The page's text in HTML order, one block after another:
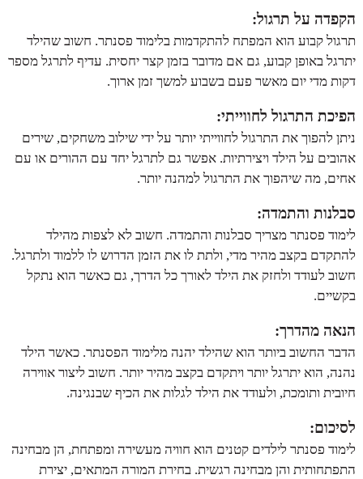
הקפדה על תרגול:
תרגול קבוע הוא המפתח להתקדמות בלימוד פסנתר. חשוב שהילד
יתרגל באופן קבוע, גם אם מדובר בזמן קצר יחסית. עדיף לתרגל מספר
דקות מדי יום מאשר פעם בשבוע למשך זמן ארוך.
הפיכת התרגול לחווייתי:
ניתן להפוך את התרגול לחווייתי יותר על ידי שילוב משחקים, שירים
אהובים על הילד ויצירתיות. אפשר גם לתרגל יחד עם ההורים או עם
אחים, מה שיהפוך את התרגול למהנה יותר.
סבלנות והתמדה:
לימוד פסנתר מצריך סבלנות והתמדה. חשוב לא לצפות מהילד
להתקדם בקצב מהיר מדי, ולתת לו את הזמן הדרוש לו ללמוד ולתרגל.
חשוב לעודד ולחזק את הילד לאורך כל הדרך, גם כאשר הוא נתקל
בקשיים.
הנאה מהדרך:
הדבר החשוב ביותר הוא שהילד יהנה מלימוד הפסנתר. כאשר הילד
נהנה, הוא יתרגל יותר ויתקדם בקצב מהיר יותר. חשוב ליצור אווירה
חיובית ותומכת, ולעודד את הילד לגלות את הכיף שבנגינה.
לסיכום:
לימוד פסנתר לילדים קטנים הוא חוויה מעשירה ומפתחת, הן מבחינה
התפתחותית והן מבחינה רגשית. בחירת המורה המתאים, יצירת